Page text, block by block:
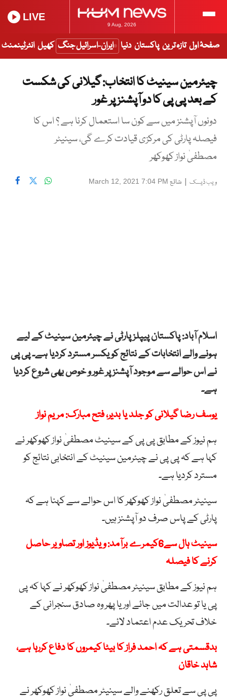
9 Aug, 2026
LIVE
صفحۂ اول تازہ ترین پاکستان دنیا ایران-اسرائیل جنگ کھیل انٹرٹینمنٹ
چیئرمین سینیٹ کا انتخاب: گیلانی کی شکست
کے بعد پی پی کا دو آپشنز پر غور
دونوں آپشنز میں سے کون سا استعمال کرنا ہے ؟ اس کا
فیصلہ پارٹی کی مرکزی قیادت کرے گی، سینیٹر
مصطفیٰ نواز کھوکھر
ویب ڈیسک | شائع March 12, 2021 7:04 PM
اسلام آباد: پاکستان پیپلزپارٹی نے چیئرمین سینیٹ کے لیے
ہونے والے انتخابات کے نتائج کو یکسر مسترد کردیا ہے۔ پی پی
نے اس حوالے سے موجود آپشنز پر غور و خوص بھی شروع کردیا
ہے۔
یوسف رضا گیلانی کو جلد یا بدیر، فتح مبارک: مریم نواز
ہم نیوز کے مطابق پی پی کے سینیٹ مصطفیٰ نواز کھوکھر نے
کہا ہے کہ پی پی نے چیئرمین سینیٹ کے انتخابی نتائج کو
مسترد کردیا ہے۔
سینیٹر مصطفیٰ نواز کھوکھر کا اس حوالے سے کہنا ہے کہ
پارٹی کے پاس صرف دو آپشنز ہیں۔
سینیٹ ہال سے6کیمرے برآمد: ویڈیوز اور تصاویر حاصل
کرنے کا فیصلہ
ہم نیوز کے مطابق سینیٹر مصطفیٰ نواز کھوکھر نے کہا کہ پی
پی یا تو عدالت میں جائے اور یا پھر وہ صادق سنجرانی کے
خلاف تحریک عدم اعتماد لائے۔
بدقسمتی ہے کہ احمد فراز کا بیٹا کیمروں کا دفاع کررہا ہے،
شاہد خاقان
پی پی سے تعلق رکھنے والے سینیٹر مصطفیٰ نواز کھوکھر نے